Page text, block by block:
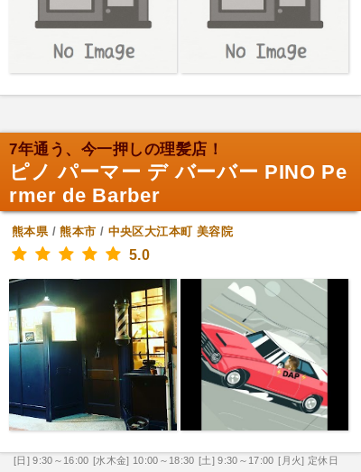
7年通う、今一押しの理髪店！
ピノ パーマー デ バーバー PINO Pe
rmer de Barber
熊本県/熊本市 / 中央区大江本町 美容院
5.0
[日] 9:30～16:00 [水木金] 10:00～18:30 [土] 9:30～17:00 [月火] 定休日